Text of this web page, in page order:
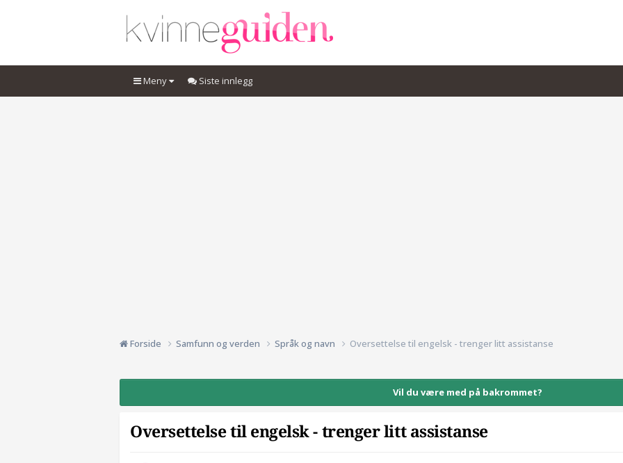
Meny Siste innlegg
Forside Samfunn og verden Språk og navn Oversettelse til engelsk - trenger litt assistanse
Vil du være med på bakrommet?
Oversettelse til engelsk - trenger litt assistanse